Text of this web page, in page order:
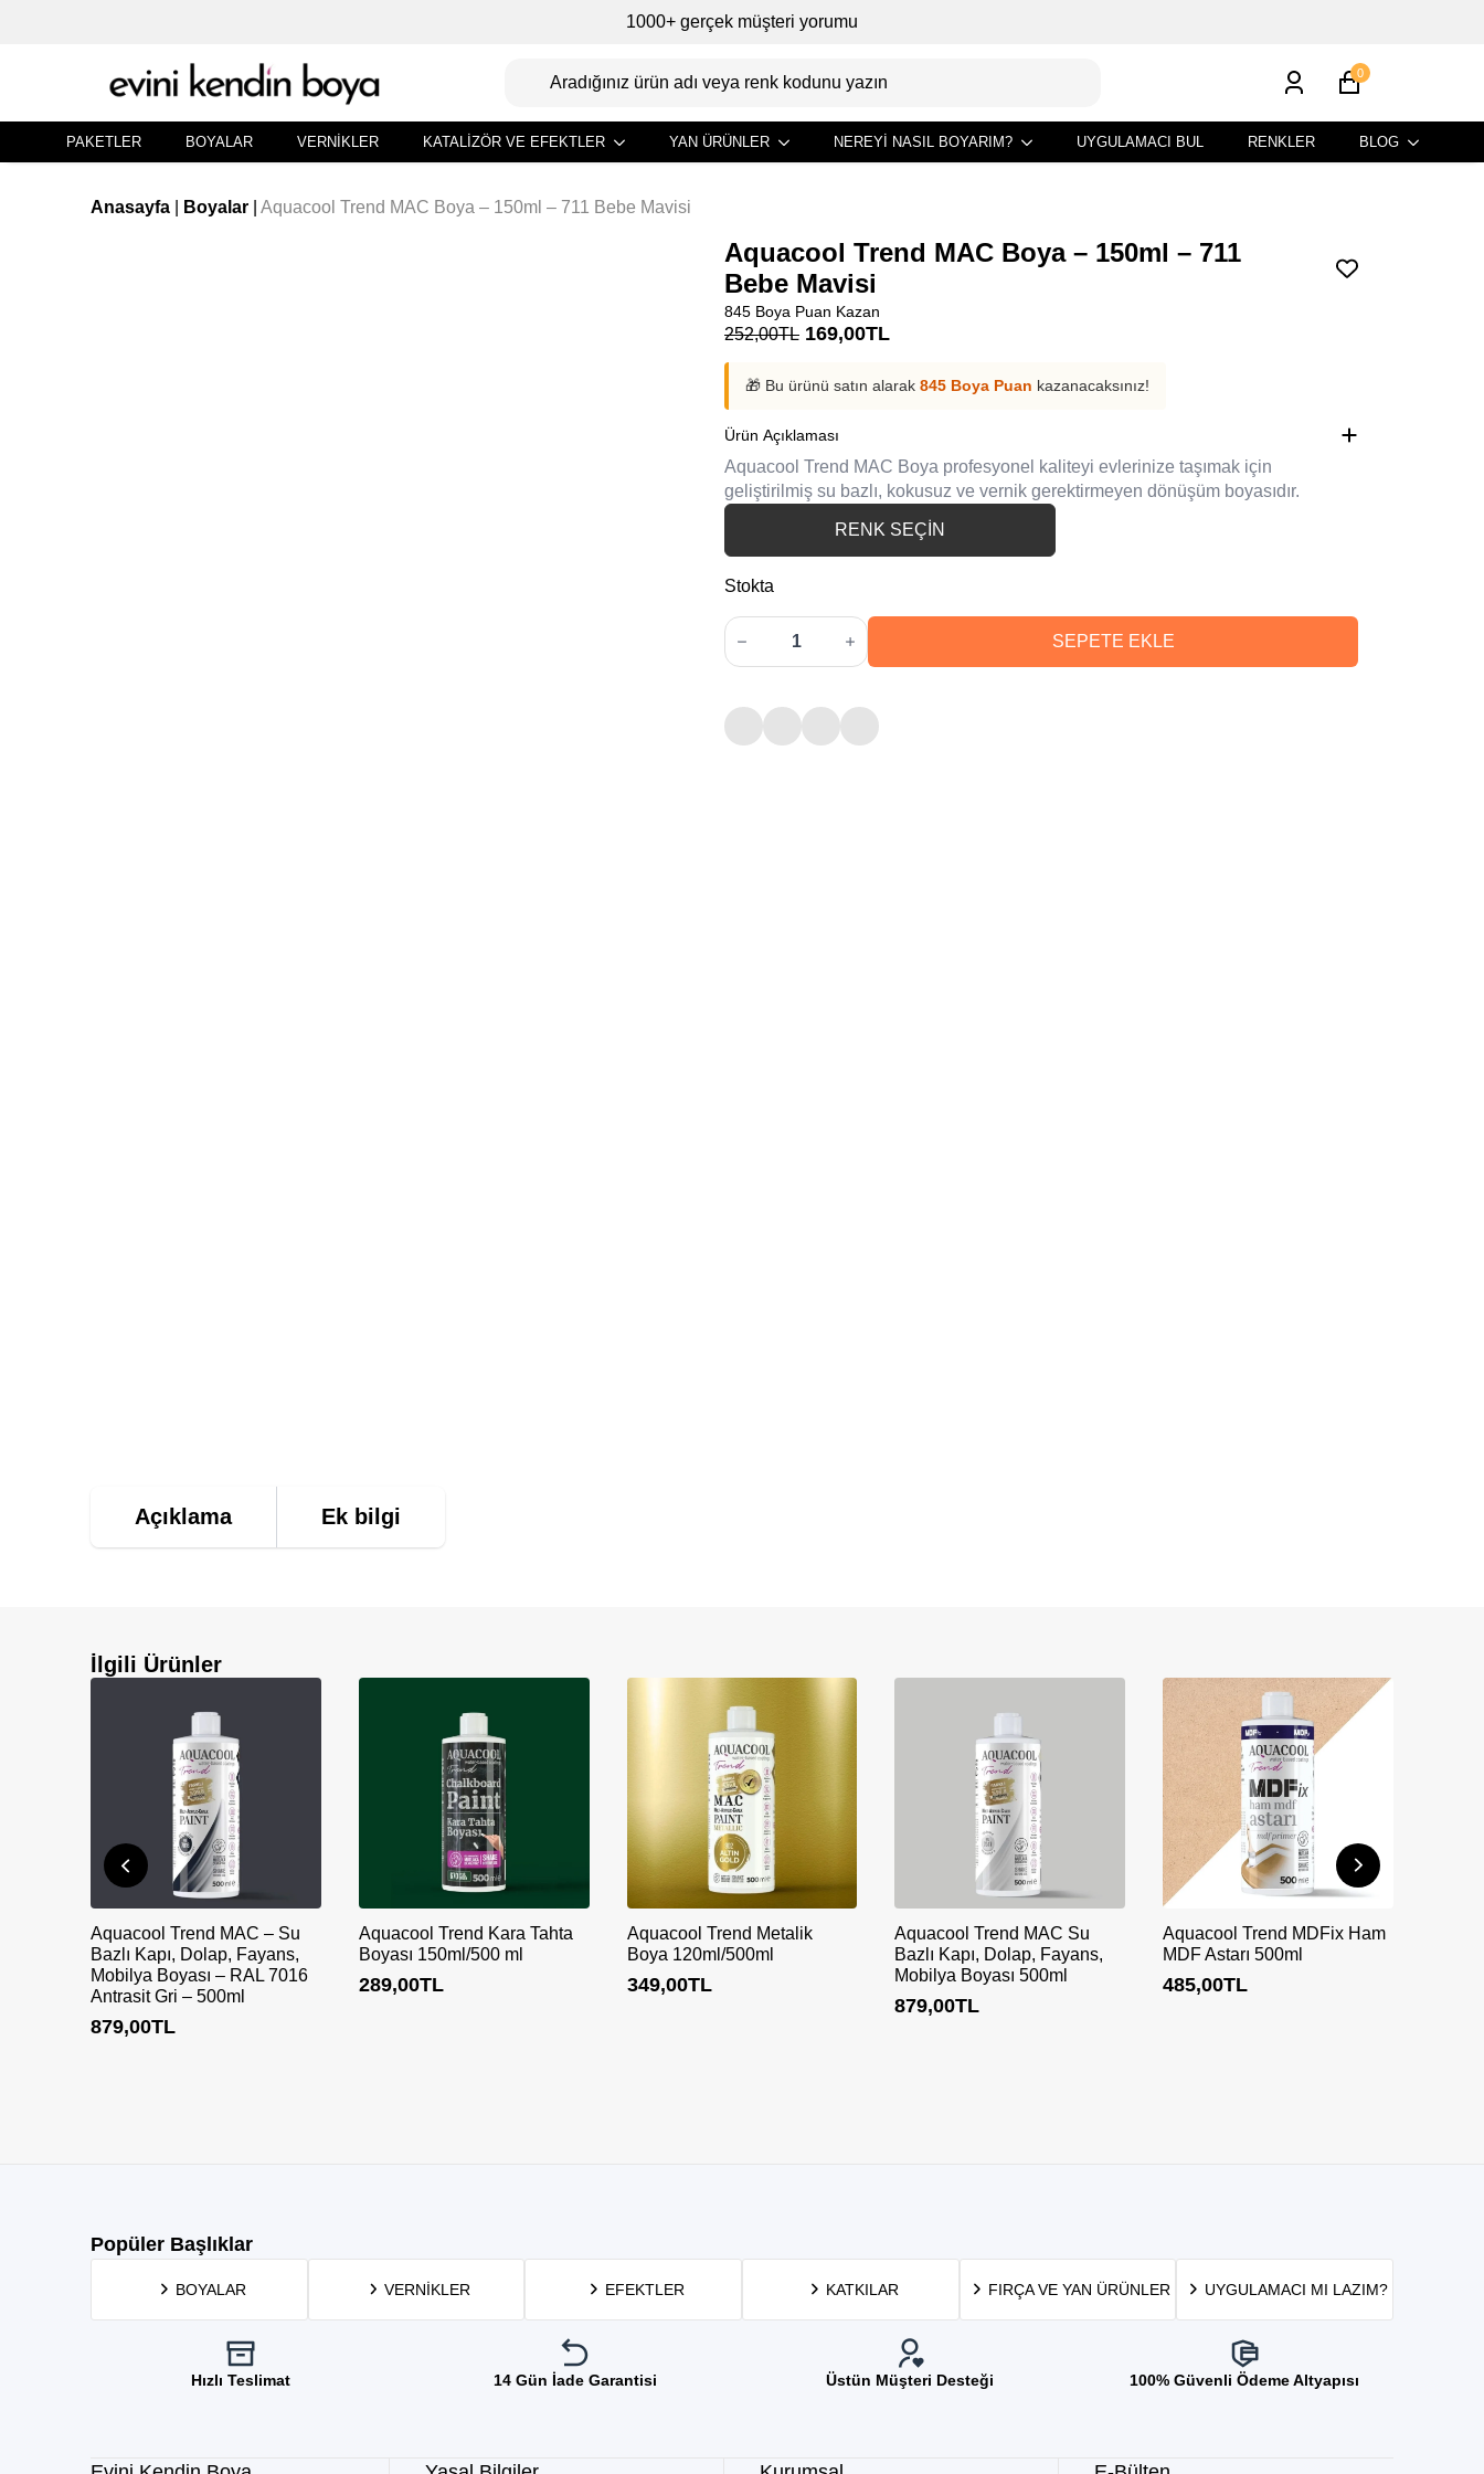
1000+ gerçek müşteri yorumu
0
PAKETLER BOYALAR VERNIKLER KATALIZÖR VE EFEKTLER YAN ÜRÜNLER NEREYI NASIL BOYARIM? UYGULAMACI BUL RENKLER BLOG
Anasayfa Boyalar Aquacool Trend MAC Boya – 150ml – 711 Bebe Mavisi
Aquacool Trend MAC Boya – 150ml – 711
Bebe Mavisi
845 Boya Puan Kazan
252,00TL Orijinal
252,00TL.
169,00TL
fiyat:
🎁 Bu ürünü satın alarak 845 Boya Puan kazanacaksınız!
Ürün Açıklaması
Aquacool Trend MAC Boya profesyonel kaliteyi evlerinize taşımak için
geliştirilmiş su bazlı, kokusuz ve vernik gerektirmeyen dönüşüm boyasıdır.
RENK SEÇİN
Stokta
Aquacool
Trend
MAC
150ml
-
711
SEPETE EKLE
Açıklama Ek bilgi
İlgili Ürünler
Aquacool Trend MAC – Su
Bazlı Kapı, Dolap, Fayans,
Mobilya Boyası – RAL 7016
Antrasit Gri – 500ml
879,00TL
Aquacool Trend Kara Tahta
Boyası 150ml/500 ml
289,00TL
Aquacool Trend Metalik
Boya 120ml/500ml
349,00TL
Aquacool Trend MAC Su
Bazlı Kapı, Dolap, Fayans,
Mobilya Boyası 500ml
879,00TL
Aquacool Trend MDFix Ham
MDF Astarı 500ml
485,00TL
Popüler Başlıklar
BOYALAR VERNIKLER EFEKTLER KATKILAR FIRÇA VE YAN ÜRÜNLER UYGULAMACI MI LAZIM?
Hızlı Teslimat 14 Gün İade Garantisi Üstün Müşteri Desteği 100% Güvenli Ödeme Altyapısı